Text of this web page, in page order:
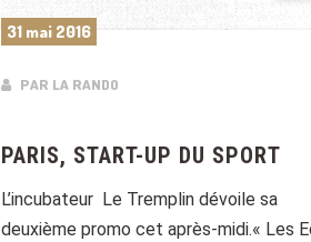
31 mai 2016
PAR LA RANDO
PARIS, START-UP DU SPORT
L’incubateur ­ Le Tremplin dévoile sa
deuxième promo cet après-midi.« Les